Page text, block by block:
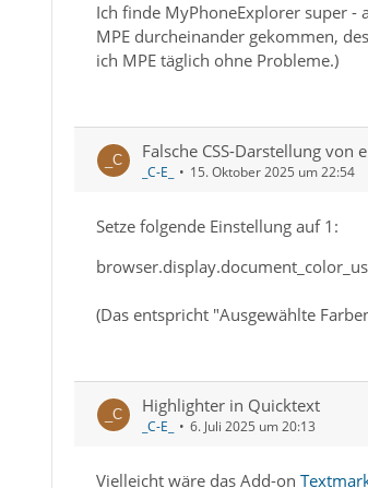
Ich finde MyPhoneExplorer super -
MPE durcheinander gekommen,
ich MPE täglich ohne Probleme.)
Falsche CSS-Darstellung von
_C-E_ 15. Oktober 2025 um 22:54
Setze folgende Einstellung auf 1:
(Das entspricht "Ausgewählte
Highlighter in Quicktext
_C-E_ 6. Juli 2025 um 20:13
Vielleicht wäre das Add-on